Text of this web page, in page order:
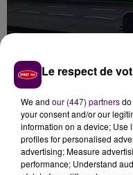
A 23h, le"peloton de
Le respect de
We and our (447) partners
your consent and/or our
information on a device; Use
profiles for personalised
advertising; Measure
performance; Understand